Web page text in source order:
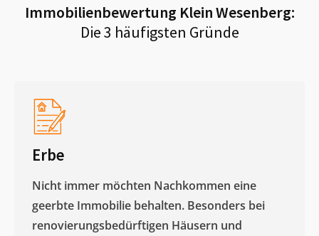
Immobilienbewertung Klein Wesenberg:
Die 3 häufigsten Gründe
Erbe
Nicht immer möchten Nachkommen eine
geerbte Immobilie behalten. Besonders bei
renovierungsbedürftigen Häusern und